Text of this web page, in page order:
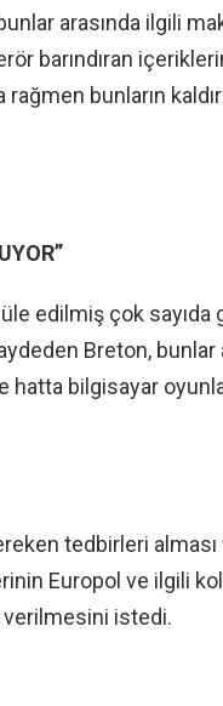
arasında ilgili
barındıran
bunların
edilmiş çok sayıda
Breton,
hatta bilgisayar
tedbirleri
Europol ve ilgili
verilmesini istedi.